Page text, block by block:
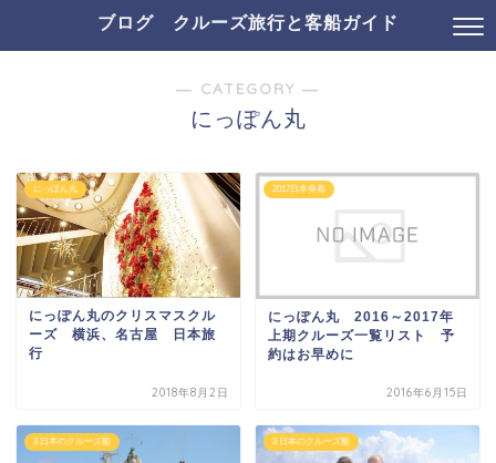
ブログ クルーズ旅行と客船ガイド
― CATEGORY ―
にっぽん丸
にっぽん丸
にっぽん丸のクリスマスクル
ーズ 横浜、名古屋 日本旅
行
2018年8月2日
2017日本発着
にっぽん丸 2016～2017年
上期クルーズ一覧リスト 予
約はお早めに
2016年6月15日
3 日本のクルーズ船 3 日本のクルーズ船